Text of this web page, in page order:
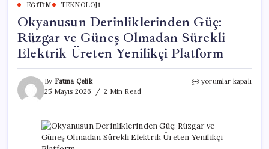
EĞITIM TEKNOLOJI
Okyanusun Derinliklerinden Güç:
Rüzgar ve Güneş Olmadan Sürekli
Elektrik Üreten Yenilikçi Platform
By Fatma Çelik
25 Mayıs 2026
2 Min Read
Okyanusun
Güneş
Olmadan
yorumlar kapalı